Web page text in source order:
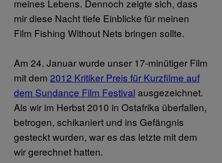
meines Lebens. Dennoch zeigte sich, dass
mir diese Nacht tiefe Einblicke für meinen
Film Fishing Without Nets bringen sollte.
Am 24. Januar wurde unser 17-minütiger Film
mit dem 2012 Kritiker Preis für Kurzfilme auf
dem Sundance Film Festival ausgezeichnet.
Als wir im Herbst 2010 in Ostafrika überfallen,
betrogen, schikaniert und ins Gefängnis
gesteckt wurden, war es das letzte mit dem
wir gerechnet hatten.